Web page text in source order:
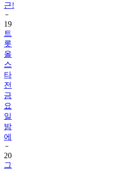
근!
19
트
롯
올
스
타
전
금
요
일
밤
에
20
그